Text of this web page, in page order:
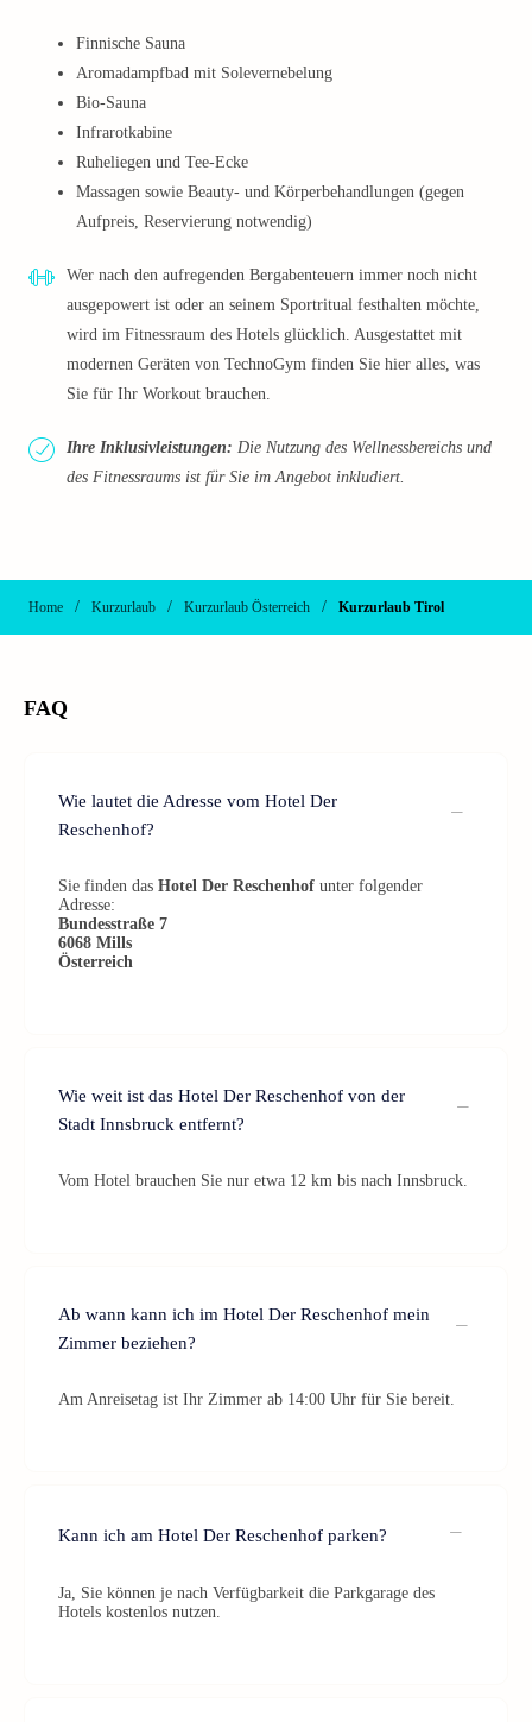
Finnische Sauna
Aromadampfbad mit Solevernebelung
Bio-Sauna
Infrarotkabine
Ruheliegen und Tee-Ecke
Massagen sowie Beauty- und Körperbehandlungen (gegen
Aufpreis, Reservierung notwendig)
Wer nach den aufregenden Bergabenteuern immer noch nicht
ausgepowert ist oder an seinem Sportritual festhalten möchte,
wird im Fitnessraum des Hotels glücklich. Ausgestattet mit
modernen Geräten von TechnoGym finden Sie hier alles, was
Sie für Ihr Workout brauchen.
Ihre Inklusivleistungen: Die Nutzung des Wellnessbereichs und
des Fitnessraums ist für Sie im Angebot inkludiert.
Home / Kurzurlaub / Kurzurlaub Österreich / Kurzurlaub Tirol
FAQ
Wie lautet die Adresse vom Hotel Der
Reschenhof?
Sie finden das Hotel Der Reschenhof unter folgender
Adresse:
Bundesstraße 7
6068 Mills
Österreich
Wie weit ist das Hotel Der Reschenhof von der
Stadt Innsbruck entfernt?
Vom Hotel brauchen Sie nur etwa 12 km bis nach Innsbruck.
Ab wann kann ich im Hotel Der Reschenhof mein
Zimmer beziehen?
Am Anreisetag ist Ihr Zimmer ab 14:00 Uhr für Sie bereit.
Kann ich am Hotel Der Reschenhof parken?
Ja, Sie können je nach Verfügbarkeit die Parkgarage des
Hotels kostenlos nutzen.